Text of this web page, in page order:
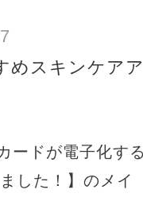
めスキンケアア